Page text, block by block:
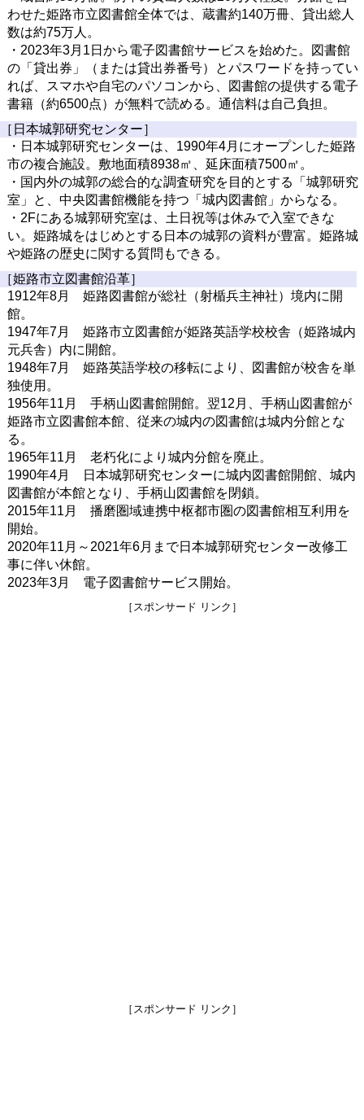
わせた姫路市立図書館全体では、蔵書約140万冊、貸出総人
数は約75万人。
・2023年3月1日から電子図書館サービスを始めた。図書館
の「貸出券」（または貸出券番号）とパスワードを持ってい
れば、スマホや自宅のパソコンから、図書館の提供する電子
書籍（約6500点）が無料で読める。通信料は自己負担。
［日本城郭研究センター］
・日本城郭研究センターは、1990年4月にオープンした姫路
市の複合施設。敷地面積8938㎡、延床面積7500㎡。
・国内外の城郭の総合的な調査研究を目的とする「城郭研究
室」と、中央図書館機能を持つ「城内図書館」からなる。
・2Fにある城郭研究室は、土日祝等は休みで入室できな
い。姫路城をはじめとする日本の城郭の資料が豊富。姫路城
や姫路の歴史に関する質問もできる。
［姫路市立図書館沿革］
1912年8月 姫路図書館が総社（射楯兵主神社）境内に開
館。
1947年7月 姫路市立図書館が姫路英語学校校舎（姫路城内
元兵舎）内に開館。
1948年7月 姫路英語学校の移転により、図書館が校舎を単
独使用。
1956年11月 手柄山図書館開館。翌12月、手柄山図書館が
姫路市立図書館本館、従来の城内の図書館は城内分館とな
る。
1965年11月 老朽化により城内分館を廃止。
1990年4月 日本城郭研究センターに城内図書館開館、城内
図書館が本館となり、手柄山図書館を閉鎖。
2015年11月 播磨圏域連携中枢都市圏の図書館相互利用を
開始。
2020年11月～2021年6月まで日本城郭研究センター改修工
事に伴い休館。
2023年3月 電子図書館サービス開始。
［スポンサード リンク］
［スポンサード リンク］